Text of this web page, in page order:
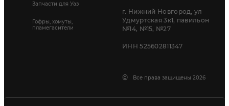
Запчасти для Уаз
Гофры, хомуты,
пламегасители
г. Нижний Новгород, ул
Удмуртская 3к1, павильон
№14, №15, №27
ИНН 525602811347
© Все права защищены 2026